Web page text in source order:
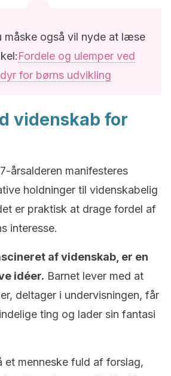
måske også vil nyde at læse
Fordele og ulemper ved
for børns udvikling
videnskab for
årsalderen manifesteres
holdninger til videnskabelig
er praktisk at drage fordel af
interesse.
af videnskab, er en
idéer. Barnet lever med at
deltager i undervisningen, får
ting og lader sin fantasi
et menneske fuld af forslag,